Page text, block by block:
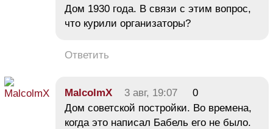
Дом 1930 года. В связи с этим вопрос,
что курили организаторы?
Ответить
MalcolmX 3 авг, 19:07
0
Дом советской постройки. Во времена,
когда это написал Бабель его не было.